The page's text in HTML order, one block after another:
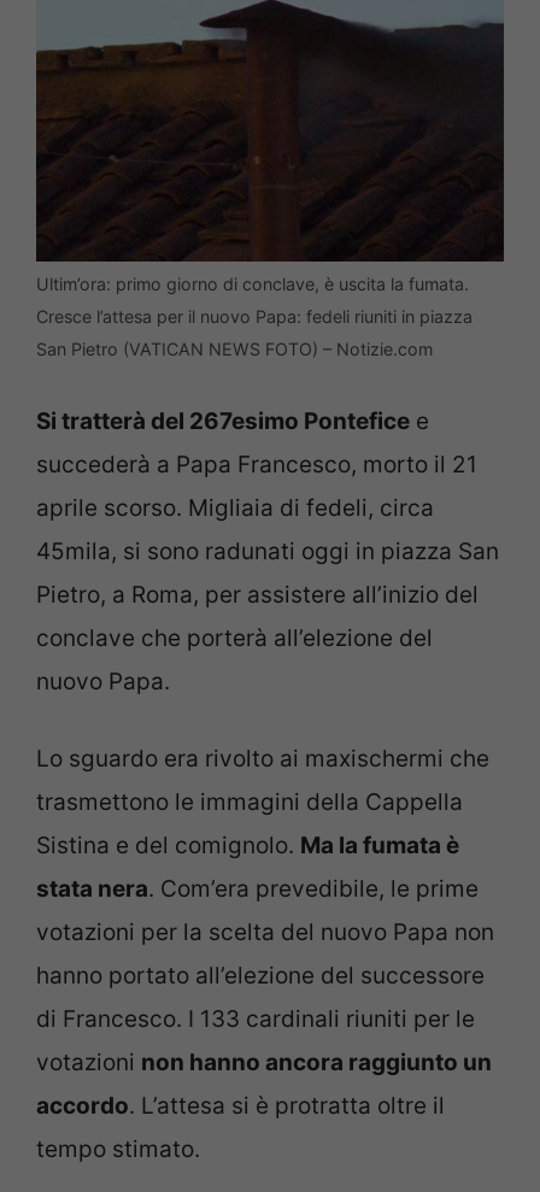
Ultim’ora: primo giorno di conclave, è uscita la fumata.
Cresce l’attesa per il nuovo Papa: fedeli riuniti in piazza
San Pietro (VATICAN NEWS FOTO) – Notizie.com
Si tratterà del 267esimo Pontefice e
succederà a Papa Francesco, morto il 21
aprile scorso. Migliaia di fedeli, circa
45mila, si sono radunati oggi in piazza San
Pietro, a Roma, per assistere all’inizio del
conclave che porterà all’elezione del
nuovo Papa.
Lo sguardo era rivolto ai maxischermi che
trasmettono le immagini della Cappella
Sistina e del comignolo. Ma la fumata è
stata nera. Com’era prevedibile, le prime
votazioni per la scelta del nuovo Papa non
hanno portato all’elezione del successore
di Francesco. I 133 cardinali riuniti per le
votazioni non hanno ancora raggiunto un
accordo. L’attesa si è protratta oltre il
tempo stimato.